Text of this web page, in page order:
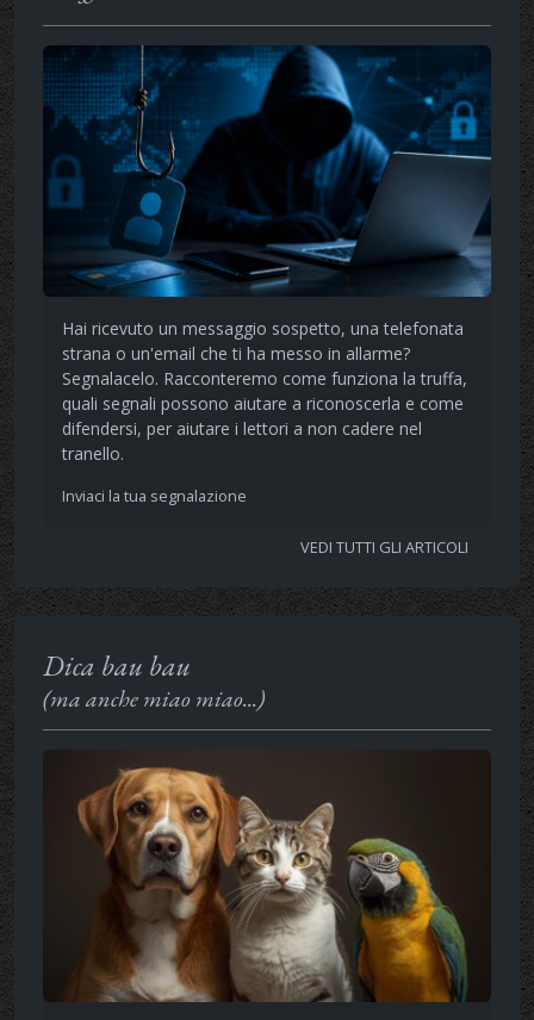
Hai ricevuto un messaggio sospetto, una telefonata
strana o un'email che ti ha messo in allarme?
Segnalacelo. Racconteremo come funziona la truffa,
quali segnali possono aiutare a riconoscerla e come
difendersi, per aiutare i lettori a non cadere nel
tranello.
Inviaci la tua segnalazione
VEDI TUTTI GLI ARTICOLI
Dica bau bau
(ma anche miao miao...)